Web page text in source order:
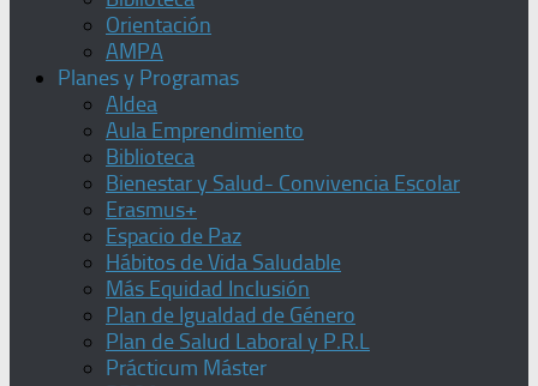
Orientación
AMPA
Planes y Programas
Aldea
Aula Emprendimiento
Biblioteca
Bienestar y Salud- Convivencia Escolar
Erasmus+
Espacio de Paz
Hábitos de Vida Saludable
Más Equidad Inclusión
Plan de Igualdad de Género
Plan de Salud Laboral y P.R.L
Prácticum Máster